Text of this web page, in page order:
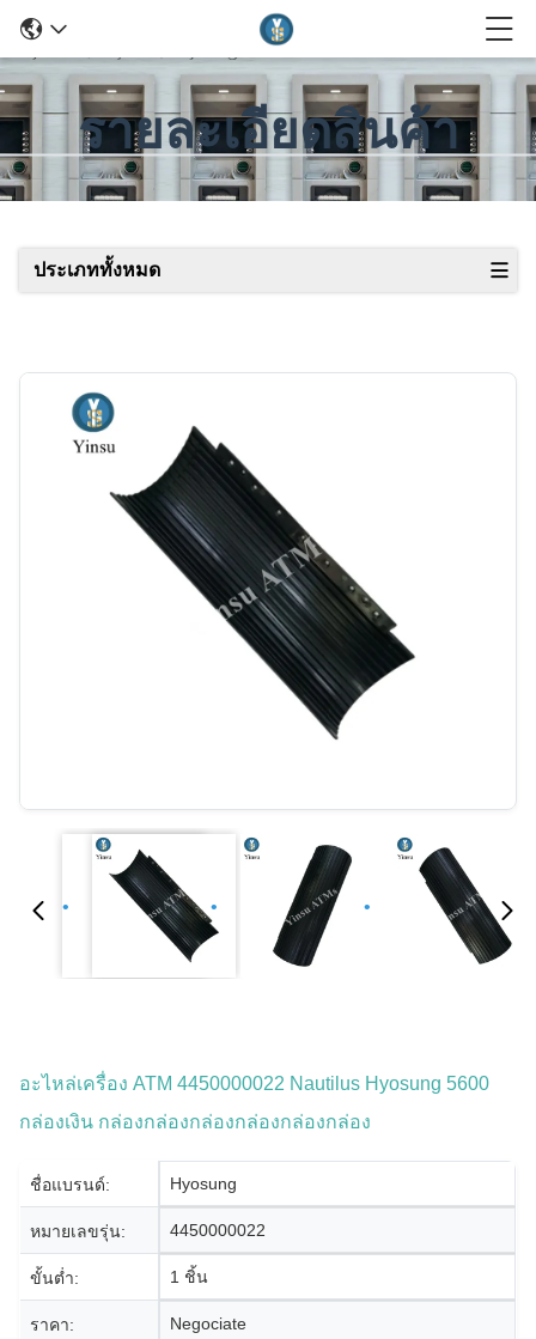
รายละเอียดสินค้า
ประเภททั้งหมด
อะไหล่เครื่อง ATM 4450000022 Nautilus Hyosung 5600
กล่องเงิน กล่องกล่องกล่องกล่องกล่องกล่อง
ชื่อแบรนด์: Hyosung
หมายเลขรุ่น: 4450000022
ขั้นต่ำ: 1 ชิ้น
ราคา: Negociate